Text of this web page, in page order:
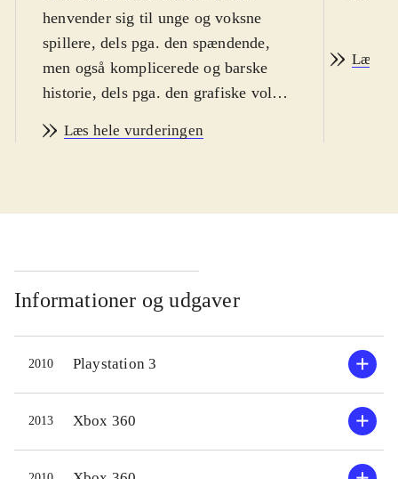
henvender sig til unge og voksne
spillere, dels pga. den spændende,
men også komplicerede og barske
historie, dels pga. den grafiske vold.
engelsk tale, og der er mulighed for
Spillet ligner grundlæggende sin
Historien er naturligvis ny (og lang -
cirka 15 timer), og den holder samme
fremragende niveau som sine
forgængere. Her er handlingen flyttet
til området omkring Rom, hvor
korruption og tyranni hersker. Til sin
hjælp, har Ezio denne gang et
Læs hele vurderingen
Læs
Informationer og udgaver
2010 Playstation 3
2013 Xbox 360